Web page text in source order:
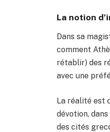
La notion
Dans sa
comment
rétablir) des
avec une
La réalité est
dévotion,
des cités